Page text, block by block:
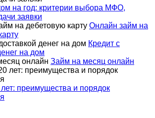
на год: критерии выбора МФО,
заявки
Онлайн займ на
Кредит с
на дом
Займ на месяц онлайн
преимущества и порядок